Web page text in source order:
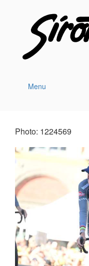
Menu
Photo: 1224569